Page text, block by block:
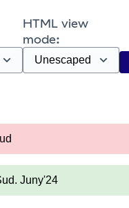
HTML view
mode:
Juny'24